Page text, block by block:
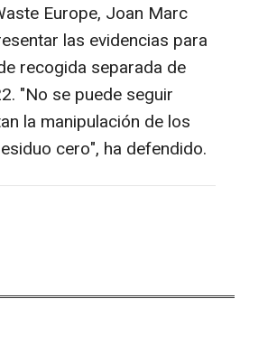
Europe, Joan Marc
las evidencias para
recogida separada de
"No se puede seguir
la manipulación de los
cero", ha defendido.